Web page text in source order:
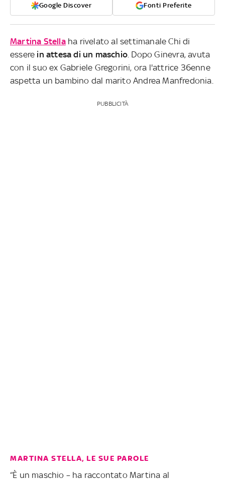
Google Discover Fonti Preferite
Martina Stellaha rivelato al settimanale Chi di
essere in attesa di un maschio . Dopo Ginevra, avuta
con il suo ex Gabriele Gregorini, ora l'attrice 36enne
aspetta un bambino dal marito Andrea Manfredonia.
PUBBLICITÀ
MARTINA STELLA, LE SUE PAROLE
“È un maschio – ha raccontato Martina al